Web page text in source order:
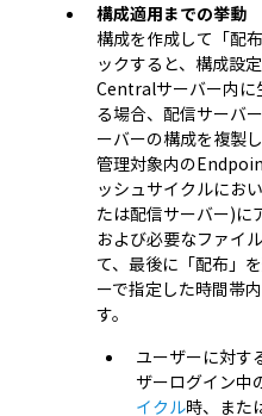
構成適用までの挙動
構成を作成して「配
ックすると、構成設
Centralサーバー内に
る場合、配信サーバ
ーバーの構成を複製
管理対象内の
ッシュサイクルにお
たは配信サーバー)に
および必要なファイ
て、最後に「配布」
ーで指定した時間帯
す。
ユーザーに対す
ザーログイン中
イクル時、また